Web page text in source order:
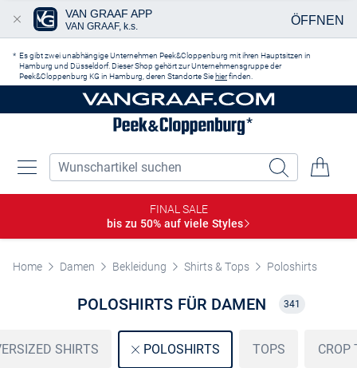
Es gibt zwei unabhängige Unternehmen Peek&Cloppenburg mit ihren Hauptsitzen in
Hamburg und Düsseldorf. Dieser Shop gehört zur Unternehmensgruppe der
Peek&Cloppenburg KG in Hamburg, deren Standorte Sie hierfinden.
FINAL SALE
bis zu 50% auf viele Styles
Home Damen Bekleidung Shirts & Tops Poloshirts
POLOSHIRTS FÜR DAMEN 341
SHIRTS POLOSHIRTS TOPS CROP
VAN GRAAF APP
VAN GRAAF, k.s. ÖFFNEN